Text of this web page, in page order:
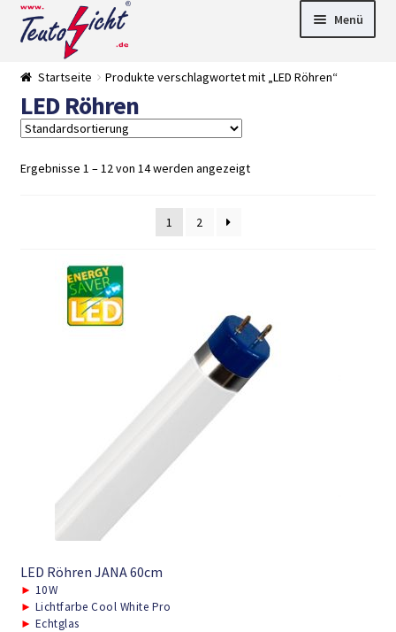
Zur
Navigation
springen
Springe
zum
Menü
► LED Panel
►
Startseite Produkte verschlagwortet mit „LED Röhren“
LED Röhren
Ergebnisse 1 – 12 von 14 werden angezeigt
1 2
LED Röhren JANA 60cm
► 10W
► Lichtfarbe Cool White Pro
► Echtglas